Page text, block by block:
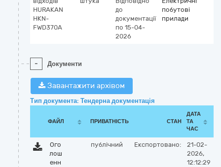
HURAKAN
HKN-
FWD370A
до
документації
по 15-04-
2026
побутові
прилади
- Документи
Завантажити архівом
Тип документа: Тендерна документація
ФАЙЛ ПРИВАТНІСТЬ СТАН
ДАТА
ТА
ЧАС
Ого
лош
енн
публічний Експортовано:
21-02-
2026,
12:12:29